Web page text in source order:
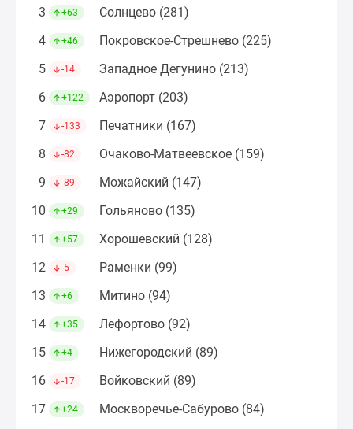
коттеджи
Коттеджные
Готовые
коттеджные
Строящиеся
коттеджные
Коттеджные
поселки
Коттеджные
водоема
3 +63
Солнцево (281)
4
+46
Покровское-Стрешнево (225)
5
-14
Западное Дегунино (213)
6
+122
Аэропорт (203)
7
-133
Печатники (167)
8
-82
Очаково-Матвеевское (159)
9
-89
Можайский (147)
10
+29
Гольяново (135)
11
+57
Хорошевский (128)
12
-5
Раменки (99)
13
+6
Митино (94)
14
+35
Лефортово (92)
15
+4
Нижегородский (89)
16
-17
Войковский (89)
17
+24
Москворечье-Сабурово (84)